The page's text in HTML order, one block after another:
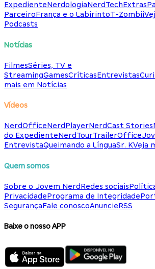
ExpedienteNerdologiaNerdTechExtras
ParceiroFrança e o LabirintoT-Zombii
Podcasts
Notícias
FilmesSéries, TV e
StreamingGamesCríticasEntrevistas
mais em Notícias
Vídeos
NerdOfficeNerdPlayerNerdCast Stories
do ExpedienteNerdTourTrailerOffice
EntrevistaQueimando a LínguaSr. KVeja
Quem somos
Sobre o Jovem NerdRedes sociais
PrivacidadePrograma de Integridade
SegurançaFale conoscoAnuncieRSS
Baixe o nosso APP